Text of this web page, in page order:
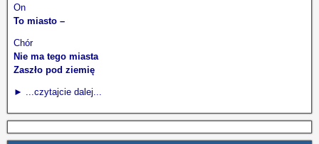
On
To miasto –
Chór
Nie ma tego miasta
Zaszło pod ziemię
► ...czytajcie dalej...